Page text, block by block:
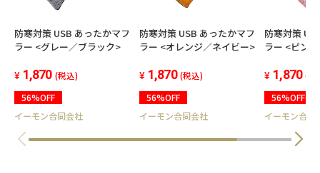
防寒対策 USB あったかマフ
ラー <グレー／ブラック>
1,870 (税込)
56%OFF
イーモン合同会社
防寒対策 USB あったかマフ
ラー <オレンジ／ネイビー>
1,870 (税込)
56%OFF
イーモン合同会社
防寒対策
ラー <ピン
1,870 (税
56%OFF
イーモン合同